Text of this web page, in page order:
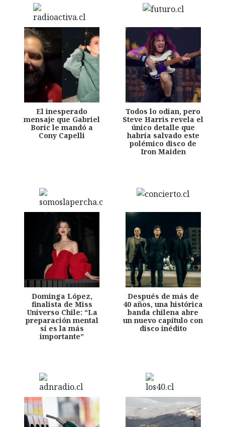
El inesperado
mensaje que Gabriel
Boric le mandó a
Cony Capelli
Todos lo odian, pero
Steve Harris revela el
único detalle que
habría salvado este
polémico disco de
Iron Maiden
Dominga López,
finalista de Miss
Universo Chile: “La
preparación mental
sí es la más
importante”
Después de más de
40 años, una histórica
banda chilena abre
un nuevo capítulo con
disco inédito